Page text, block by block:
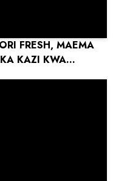
FRESH, MAEMA
KAZI KWA